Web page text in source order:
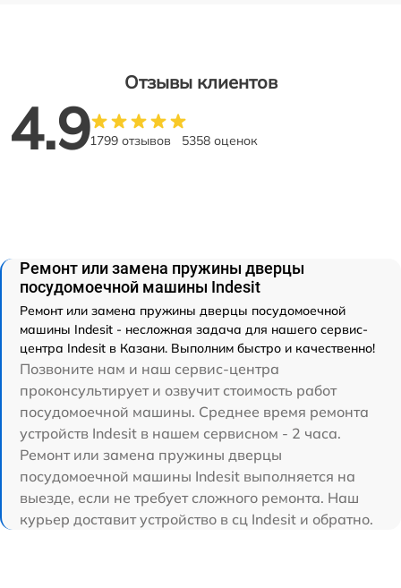
Отзывы клиентов
4.91799 отзывов 5358 оценок
Ремонт или замена пружины дверцы
посудомоечной машины Indesit
Ремонт или замена пружины дверцы посудомоечной
машины Indesit - несложная задача для нашего сервис-
центра Indesit в Казани. Выполним быстро и качественно!
Позвоните нам и наш сервис-центра
проконсультирует и озвучит стоимость работ
посудомоечной машины. Среднее время ремонта
устройств Indesit в нашем сервисном - 2 часа.
Ремонт или замена пружины дверцы
посудомоечной машины Indesit выполняется на
выезде, если не требует сложного ремонта. Наш
курьер доставит устройство в сц Indesit и обратно.